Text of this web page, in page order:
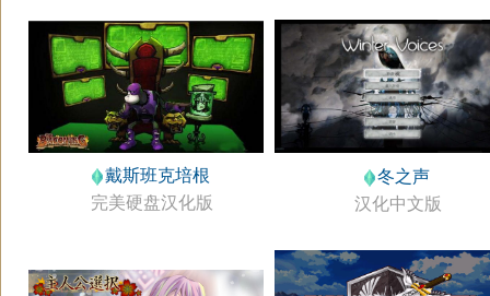
戴斯班克培根
完美硬盘汉化版
冬之声
汉化中文版